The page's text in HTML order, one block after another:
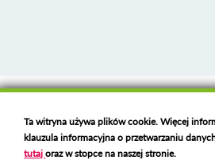
Deklaracja dostępności
Polski serwer RBL
https://polspam.pl/
Ta witryna używa plików cookie. Więcej
klauzula informacyjna o przetwarzaniu
tutajoraz w stopce na naszej stronie.